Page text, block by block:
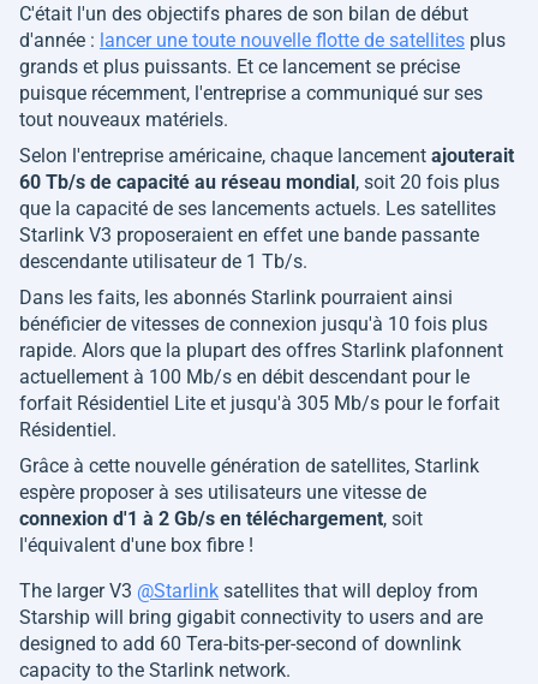
C'était l'un des objectifs phares de son bilan de début
d'année : lancer une toute nouvelle flotte de satellites plus
grands et plus puissants. Et ce lancement se précise
puisque récemment, l'entreprise a communiqué sur ses
tout nouveaux matériels.
Selon l'entreprise américaine, chaque lancement ajouterait
60 Tb/s de capacité au réseau mondial , soit 20 fois plus
que la capacité de ses lancements actuels. Les satellites
Starlink V3 proposeraient en effet une bande passante
descendante utilisateur de 1 Tb/s.
Dans les faits, les abonnés Starlink pourraient ainsi
bénéficier de vitesses de connexion jusqu'à 10 fois plus
rapide. Alors que la plupart des offres Starlink plafonnent
actuellement à 100 Mb/s en débit descendant pour le
forfait Résidentiel Lite et jusqu'à 305 Mb/s pour le forfait
Résidentiel.
Grâce à cette nouvelle génération de satellites, Starlink
espère proposer à ses utilisateurs une vitesse de
connexion d'1 à 2 Gb/s en téléchargement, soit
l'équivalent d'une box fibre !
The larger V3 @Starlink satellites that will deploy from
Starship will bring gigabit connectivity to users and are
designed to add 60 Tera-bits-per-second of downlink
capacity to the Starlink network.